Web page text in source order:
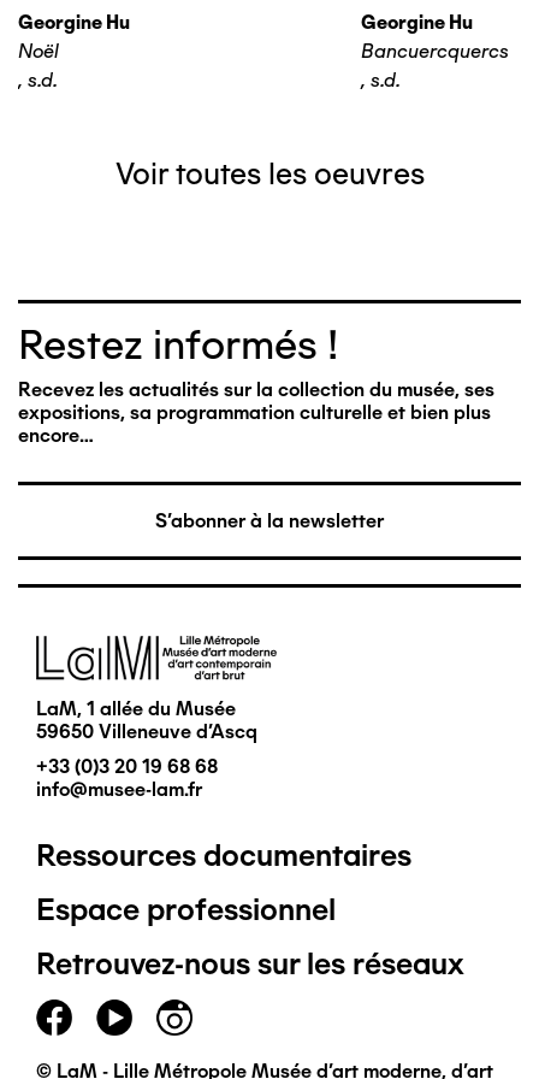
Georgine Hu
Noël
, s.d.
Georgine Hu
Bancuercquercs
, s.d.
Voir toutes les oeuvres
Restez informés !
Recevez les actualités sur la collection du musée, ses
expositions, sa programmation culturelle et bien plus
encore…
S'abonner à la newsletter
Image
LaM, 1 allée du Musée
59650 Villeneuve d'Ascq
+33 (0)3 20 19 68 68
info@musee-lam.fr
Pied
de
page
principal
Ressources documentaires
Espace professionnel
Retrouvez-nous sur les réseaux
© LaM - Lille Métropole Musée d'art moderne, d'art